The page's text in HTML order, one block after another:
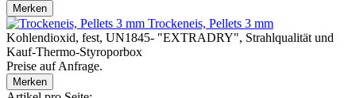
Merken
Trockeneis, Pellets 3 mm
Kohlendioxid, fest, UN1845- "EXTRADRY", Strahlqualität und
Kauf-Thermo-Styroporbox
Preise auf Anfrage.
Merken